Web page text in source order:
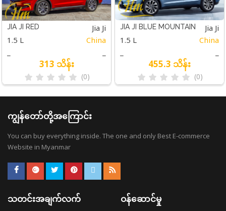
JIA JI RED Jia Ji
1.5 L China
_ _
313 သိန်း
(0)
JIA JI BLUE MOUNTAIN Jia Ji
1.5 L China
_ _
455.3 သိန်း
(0)
ကျွန်တော်တို့အကြောင်း
You can buy everything inside. The one and only Best E-commerce
Website in Myanmar
သတင်းအချက်လက် ဝန်ဆောင်မှု